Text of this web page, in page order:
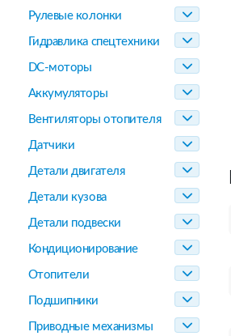
Рулевые колонки
Гидравлика спецтехники
DC-моторы
Аккумуляторы
Вентиляторы отопителя
Датчики
Детали двигателя
Детали кузова
Детали подвески
Кондиционирование
Отопители
Подшипники
Приводные механизмы